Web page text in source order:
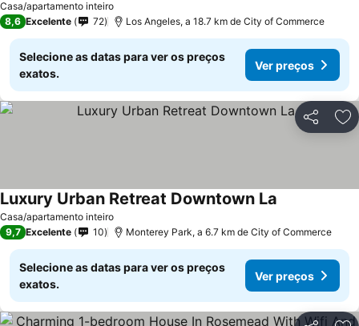
Casa/apartamento inteiro
8,6 Excelente 72 Los Angeles, a 18.7 km de City of Commerce
Selecione as datas para ver os preços
exatos.
Ver preços
Partilhar
Casa/apartamento inteiro
Luxury Urban Retreat Downtown La
9,7 Excelente 10 Monterey Park, a 6.7 km de City of Commerce
Selecione as datas para ver os preços
exatos.
Ver preços